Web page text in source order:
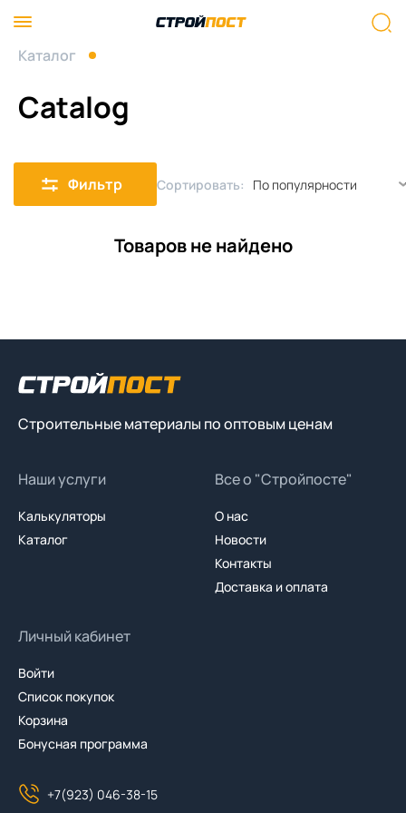
Каталог
Catalog
Фильтр Сортировать:
Товаров не найдено
Строительные материалы по оптовым ценам
Наши услуги
Калькуляторы
Каталог
Все о "Стройпосте"
О нас
Новости
Контакты
Доставка и оплата
Личный кабинет
Войти
Список покупок
Корзина
Бонусная программа
+7(923) 046-38-15